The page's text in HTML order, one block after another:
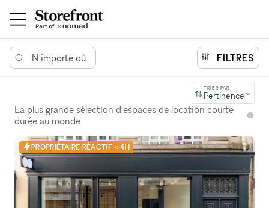
N'importe où FILTRES
TRIER PAR
Pertinence
La plus grande sélection d'espaces de location courte
durée au monde
PROPRIÉTAIRE RÉACTIF < 4H